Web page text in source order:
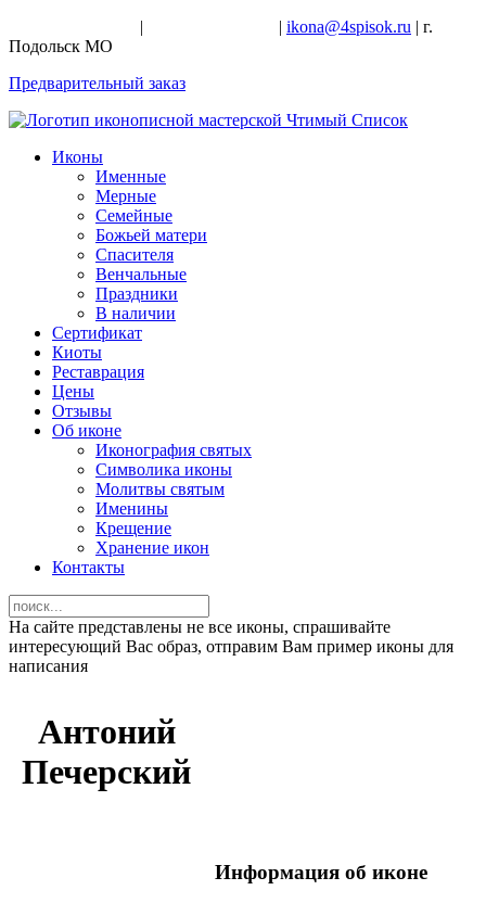
| | ikona@4spisok.ru | г.
Подольск МО
Предварительный заказ
Иконы
Именные
Мерные
Семейные
Божьей матери
Спасителя
Венчальные
Праздники
В наличии
Сертификат
Киоты
Реставрация
Цены
Отзывы
Об иконе
Иконография святых
Символика иконы
Молитвы святым
Именины
Крещение
Хранение икон
Контакты
На сайте представлены не все иконы, спрашивайте
интересующий Вас образ, отправим Вам пример иконы для
написания
Антоний
Печерский
Информация об иконе